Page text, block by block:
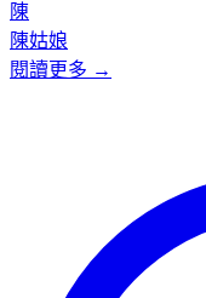
業治療的重要性。
陳
陳姑娘
閱讀更多 →